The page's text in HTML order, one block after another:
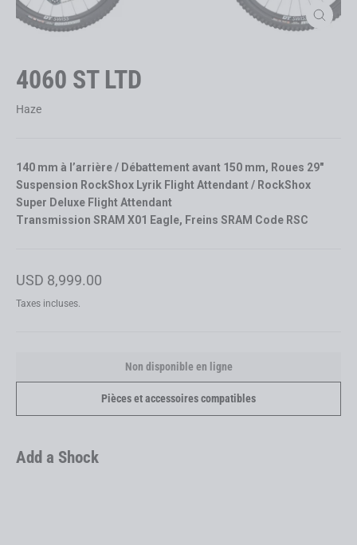
4060 ST LTD
Haze
140 mm à l’arrière / Débattement avant 150 mm, Roues 29"
Suspension RockShox Lyrik Flight Attendant / RockShox
Super Deluxe Flight Attendant
Transmission SRAM X01 Eagle, Freins SRAM Code RSC
Prix
USD 8,999.00
Taxes incluses.
Non disponible en ligne
Pièces et accessoires compatibles
Add a Shock